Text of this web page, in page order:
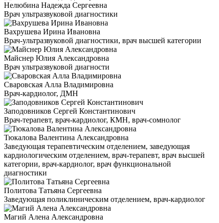
Нелюбина Надежда Сергеевна
Врач ультразвуковой диагностики
Вахрушева Ирина Ивановна
Врач-ультразвуковой диагностики, врач высшей категории
Майснер Юлия Александровна
Врач ультразвуковой диагности
Сваровская Алла Владимировна
Врач-кардиолог, ДМН
Заподовников Сергей Константинович
Врач-терапевт, врач-кардиолог, КМН, врач-сомнолог
Тюкалова Валентина Александровна
Заведующая терапевтическим отделением, заведующая
кардиологическим отделением, врач-терапевт, врач высшей
категории, врач-кардиолог, врач функциональной
диагностики
Политова Татьяна Сергеевна
Заведующая поликлиническим отделением, врач-кардиолог
Магий Алена Александровна